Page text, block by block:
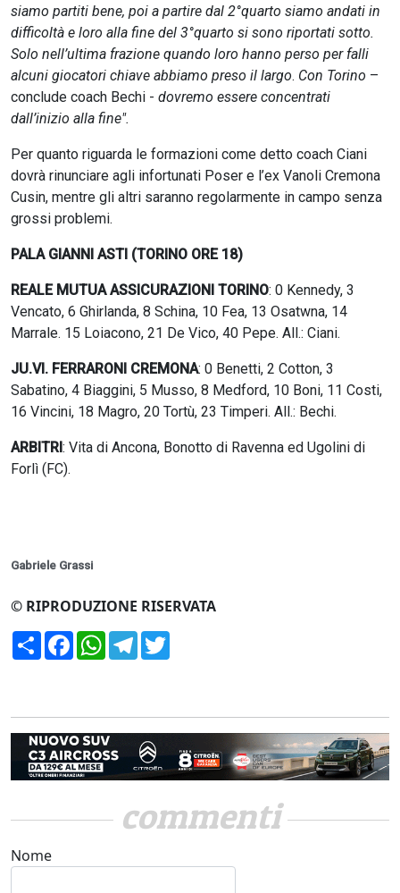
siamo partiti bene, poi a partire dal 2°quarto siamo andati in
difficoltà e loro alla fine del 3°quarto si sono riportati sotto.
Solo nell’ultima frazione quando loro hanno perso per falli
alcuni giocatori chiave abbiamo preso il largo. Con Torino –
conclude coach Bechi - dovremo essere concentrati
dall’inizio alla fine".
Per quanto riguarda le formazioni come detto coach Ciani
dovrà rinunciare agli infortunati Poser e l’ex Vanoli Cremona
Cusin, mentre gli altri saranno regolarmente in campo senza
grossi problemi.
PALA GIANNI ASTI (TORINO ORE 18)
REALE MUTUA ASSICURAZIONI TORINO: 0 Kennedy, 3
Vencato, 6 Ghirlanda, 8 Schina, 10 Fea, 13 Osatwna, 14
Marrale. 15 Loiacono, 21 De Vico, 40 Pepe. All.: Ciani.
JU.VI. FERRARONI CREMONA: 0 Benetti, 2 Cotton, 3
Sabatino, 4 Biaggini, 5 Musso, 8 Medford, 10 Boni, 11 Costi,
16 Vincini, 18 Magro, 20 Tortù, 23 Timperi. All.: Bechi.
ARBITRI: Vita di Ancona, Bonotto di Ravenna ed Ugolini di
Forlì (FC).
Gabriele Grassi
© RIPRODUZIONE RISERVATA
CondividiFacebookWhatsApp
Telegram
commenti
Nome